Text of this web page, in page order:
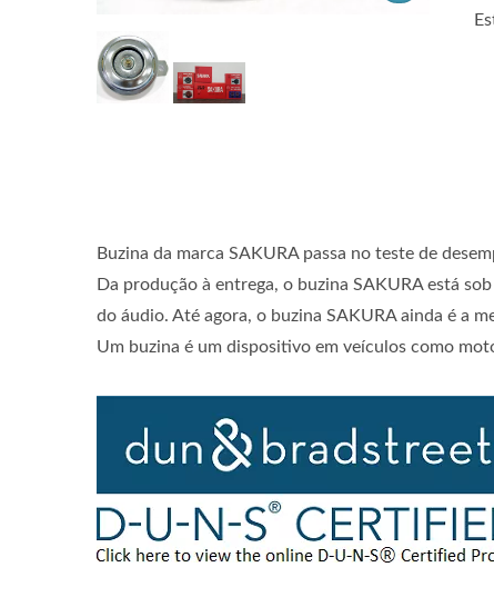
Buzina da marca SAKURA passa no teste de
Da produção à entrega, o buzina SAKURA está
do áudio. Até agora, o buzina SAKURA ainda é a
Um buzina é um dispositivo em veículos como